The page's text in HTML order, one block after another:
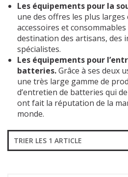
Les équipements pour la
une des offres les plus larges
accessoires et
destination des artisans, des
spécialistes.
Les équipements pour
batteries.Grâce à ses deux
une très large gamme de
d’entretien de batteries qui
ont fait la réputation de la
monde.
TRIER LES 1 ARTICLE